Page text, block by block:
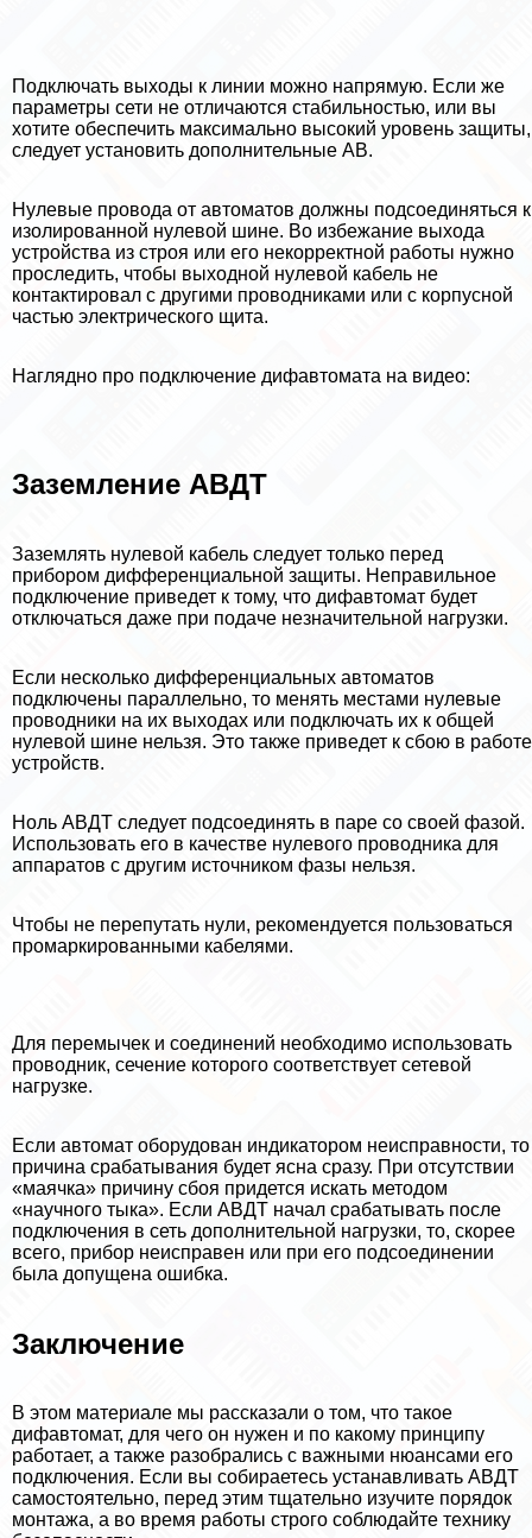
Подключать выходы к линии можно напрямую. Если же
параметры сети не отличаются стабильностью, или вы
хотите обеспечить максимально высокий уровень защиты,
следует установить дополнительные АВ.
Нулевые провода от автоматов должны подсоединяться к
изолированной нулевой шине. Во избежание выхода
устройства из строя или его некорректной работы нужно
проследить, чтобы выходной нулевой кабель не
контактировал с другими проводниками или с корпусной
частью электрического щита.
Наглядно про подключение дифавтомата на видео:
Заземление АВДТ
Заземлять нулевой кабель следует только перед
прибором дифференциальной защиты. Неправильное
подключение приведет к тому, что дифавтомат будет
отключаться даже при подаче незначительной нагрузки.
Если несколько дифференциальных автоматов
подключены параллельно, то менять местами нулевые
проводники на их выходах или подключать их к общей
нулевой шине нельзя. Это также приведет к сбою в работе
устройств.
Ноль АВДТ следует подсоединять в паре со своей фазой.
Использовать его в качестве нулевого проводника для
аппаратов с другим источником фазы нельзя.
Чтобы не перепутать нули, рекомендуется пользоваться
промаркированными кабелями.
Для перемычек и соединений необходимо использовать
проводник, сечение которого соответствует сетевой
нагрузке.
Если автомат оборудован индикатором неисправности, то
причина сpaбатывания будет ясна сразу. При отсутствии
«маячка» причину сбоя придется искать методом
«научного тыка». Если АВДТ начал сpaбатывать после
подключения в сеть дополнительной нагрузки, то, скорее
всего, прибор неисправен или при его подсоединении
была допущена ошибка.
Заключение
В этом материале мы рассказали о том, что такое
дифавтомат, для чего он нужен и по какому принципу
работает, а также разобрались с важными нюансами его
подключения. Если вы собираетесь устанавливать АВДТ
самостоятельно, перед этим тщательно изучите порядок
монтажа, а во время работы строго соблюдайте технику